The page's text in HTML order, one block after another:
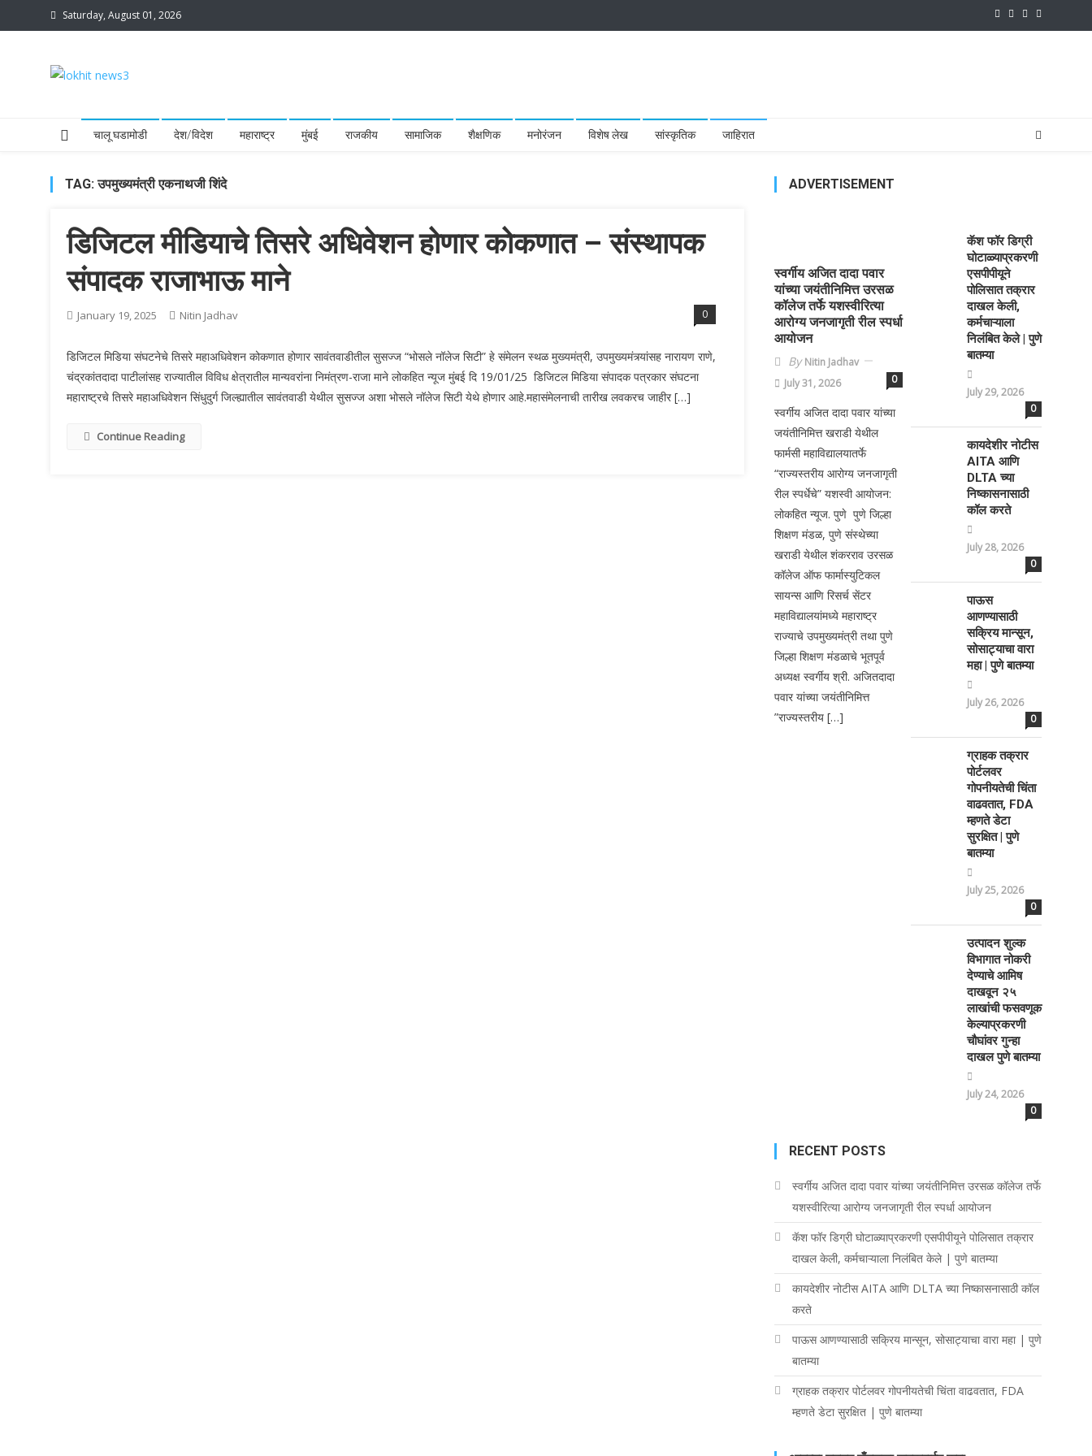
to
Saturday, August 01, 2026
चालू घडामोडी देश/विदेश महाराष्ट्र मुंबई राजकीय सामाजिक शैक्षणिक मनोरंजन विशेष लेख सांस्कृतिक जाहिरात
TAG:उपमुख्यमंत्री एकनाथजी शिंदे
डिजिटल मीडियाचे तिसरे अधिवेशन होणार कोकणात – संस्थापक
संपादक राजाभाऊ माने
January 19, 2025 Nitin Jadhav 0
डिजिटल मिडिया संघटनेचे तिसरे महाअधिवेशन कोकणात होणार सावंतवाडीतील सुसज्ज “भोसले नॉलेज सिटी” हे संमेलन स्थळ मुख्यमंत्री, उपमुख्यमंत्र्यांसह नारायण राणे,
चंद्रकांतदादा पाटीलांसह राज्यातील विविध क्षेत्रातील मान्यवरांना निमंत्रण-राजा माने लोकहित न्यूज मुंबई दि 19/01/25 डिजिटल मिडिया संपादक पत्रकार संघटना
महाराष्ट्रचे तिसरे महाअधिवेशन सिंधुदुर्ग जिल्ह्यातील सावंतवाडी येथील सुसज्ज अशा भोसले नॉलेज सिटी येथे होणार आहे.महासंमेलनाची तारीख लवकरच जाहीर […]
Continue Reading
ADVERTISEMENT
स्वर्गीय अजित दादा पवार
यांच्या जयंतीनिमित्त उरसळ
कॉलेज तर्फे यशस्वीरित्या
आरोग्य जनजागृती रील स्पर्धा
आयोजन
ByNitin Jadhav
July 31, 2026
0
स्वर्गीय अजित दादा पवार यांच्या
जयंतीनिमित्त खराडी येथील
फार्मसी महाविद्यालयातर्फे
“राज्यस्तरीय आरोग्य जनजागृती
रील स्पर्धेचे” यशस्वी आयोजन:
लोकहित न्यूज. पुणे पुणे जिल्हा
शिक्षण मंडळ, पुणे संस्थेच्या
खराडी येथील शंकरराव उरसळ
कॉलेज ऑफ फार्मास्युटिकल
सायन्स आणि रिसर्च सेंटर
महाविद्यालयांमध्ये महाराष्ट्र
राज्याचे उपमुख्यमंत्री तथा पुणे
जिल्हा शिक्षण मंडळाचे भूतपूर्व
अध्यक्ष स्वर्गीय श्री. अजितदादा
पवार यांच्या जयंतीनिमित्त
”राज्यस्तरीय […]
कॅश फॉर डिग्री
घोटाळ्याप्रकरणी
एसपीपीयूने
पोलिसात तक्रार
दाखल केली,
कर्मचाऱ्याला
निलंबित केले | पुणे
बातम्या
July 29, 2026
0
कायदेशीर नोटीस
AITA आणि
DLTA च्या
निष्कासनासाठी
कॉल करते
July 28, 2026
0
पाऊस
आणण्यासाठी
सक्रिय मान्सून,
सोसाट्याचा वारा
महा | पुणे बातम्या
July 26, 2026
0
ग्राहक तक्रार
पोर्टलवर
गोपनीयतेची चिंता
वाढवतात, FDA
म्हणते डेटा
सुरक्षित | पुणे
बातम्या
July 25, 2026
0
उत्पादन शुल्क
विभागात नोकरी
देण्याचे आमिष
दाखवून २५
लाखांची फसवणूक
केल्याप्रकरणी
चौघांवर गुन्हा
दाखल पुणे बातम्या
July 24, 2026
0
RECENT POSTS
स्वर्गीय अजित दादा पवार यांच्या जयंतीनिमित्त उरसळ कॉलेज तर्फे
यशस्वीरित्या आरोग्य जनजागृती रील स्पर्धा आयोजन
कॅश फॉर डिग्री घोटाळ्याप्रकरणी एसपीपीयूने पोलिसात तक्रार
दाखल केली, कर्मचाऱ्याला निलंबित केले | पुणे बातम्या
कायदेशीर नोटीस AITA आणि DLTA च्या निष्कासनासाठी कॉल
करते
पाऊस आणण्यासाठी सक्रिय मान्सून, सोसाट्याचा वारा महा | पुणे
बातम्या
ग्राहक तक्रार पोर्टलवर गोपनीयतेची चिंता वाढवतात, FDA
म्हणते डेटा सुरक्षित | पुणे बातम्या